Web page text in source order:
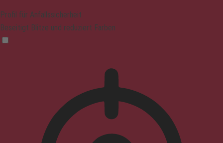
Profil für Anfallssicherheit
Beseitigt Blitze und reduziert Farben